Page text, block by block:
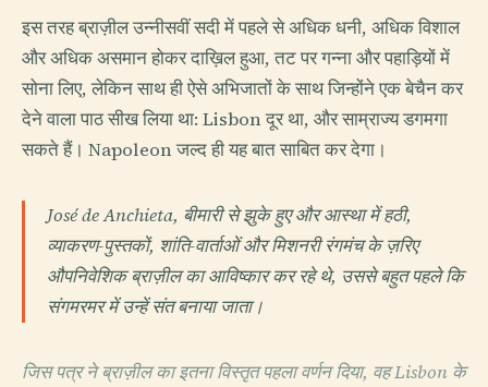
इस तरह ब्राज़ील उन्नीसवीं सदी में पहले से अधिक धनी, अधिक विशाल
और अधिक असमान होकर दाख़िल हुआ, तट पर गन्ना और पहाड़ियों में
सोना लिए, लेकिन साथ ही ऐसे अभिजातों के साथ जिन्होंने एक बेचैन कर
देने वाला पाठ सीख लिया था: Lisbon दूर था, और साम्राज्य डगमगा
सकते हैं। Napoleon जल्द ही यह बात साबित कर देगा।
José de Anchieta, बीमारी से झुके हुए और आस्था में हठी,
व्याकरण-पुस्तकों, शांति-वार्ताओं और मिशनरी रंगमंच के ज़रिए
औपनिवेशिक ब्राज़ील का आविष्कार कर रहे थे, उससे बहुत पहले कि
संगमरमर में उन्हें संत बनाया जाता।
जिस पत्र ने ब्राज़ील का इतना विस्तृत पहला वर्णन दिया, वह Lisbon के